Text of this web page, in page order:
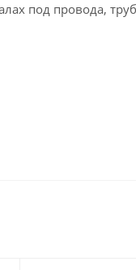
под провода,